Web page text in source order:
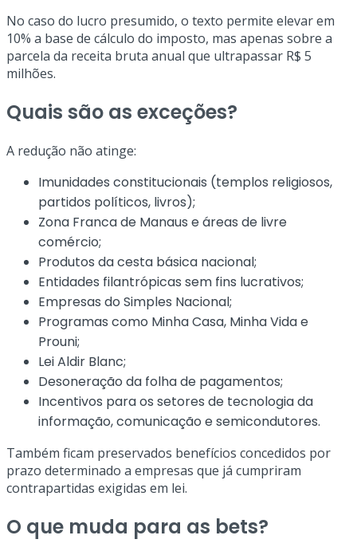
No caso do lucro presumido, o texto permite elevar em
10% a base de cálculo do imposto, mas apenas sobre a
parcela da receita bruta anual que ultrapassar R$ 5
milhões.
Quais são as exceções?
A redução não atinge:
Imunidades constitucionais (templos religiosos,
partidos políticos, livros);
Zona Franca de Manaus e áreas de livre
comércio;
Produtos da cesta básica nacional;
Entidades filantrópicas sem fins lucrativos;
Empresas do Simples Nacional;
Programas como Minha Casa, Minha Vida e
Prouni;
Lei Aldir Blanc;
Desoneração da folha de pagamentos;
Incentivos para os setores de tecnologia da
informação, comunicação e semicondutores.
Também ficam preservados benefícios concedidos por
prazo determinado a empresas que já cumpriram
contrapartidas exigidas em lei.
O que muda para as bets?